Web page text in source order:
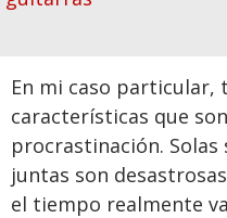
En mi caso particular,
características que
procrastinación.
juntas son
el tiempo realmente